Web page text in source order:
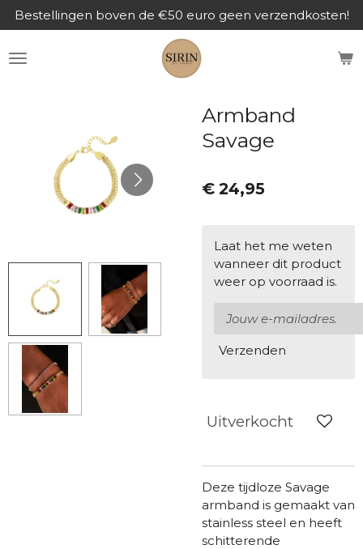
Ga
direct
naar
Bestellingen boven de €50 euro geen verzendkosten!
Armband
Savage
€ 24,95
Laat het me weten
wanneer dit product
weer op voorraad is.
Verzenden
Uitverkocht
Deze tijdloze Savage
armband is gemaakt van
stainless steel en heeft
schitterende